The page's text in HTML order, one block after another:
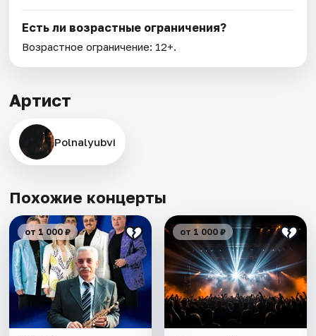
Есть ли возрастные ограничения?
Возрастное ограничение: 12+.
Артист
Polnalyubvi
Похожие концерты
от 1 000 ₽ от 1 000 ₽